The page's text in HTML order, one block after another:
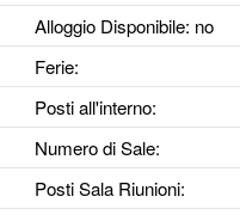
Alloggio Disponibile: no
Ferie:
Posti all'interno:
Numero di Sale:
Posti Sala Riunioni: